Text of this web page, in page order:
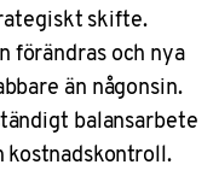
skifte.
förändras och nya
än någonsin.
balansarbete
kostnadskontroll.